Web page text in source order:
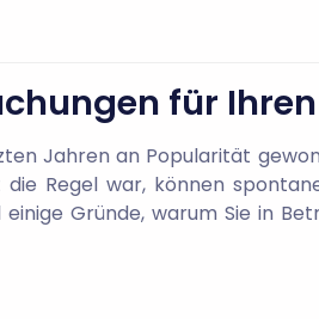
für
Jahren an Popularität
Regel war, können
Gründe, warum Sie in